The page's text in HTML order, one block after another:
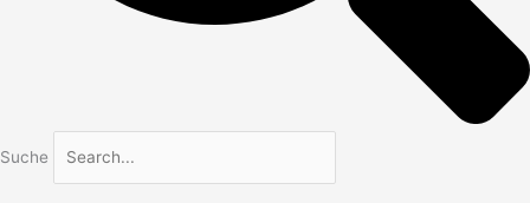
Suche